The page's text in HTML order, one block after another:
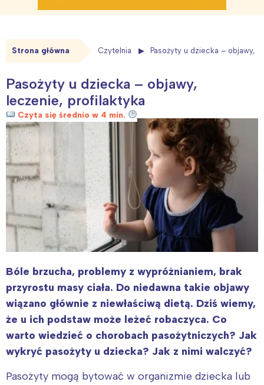
Strona główna Czytelnia Pasożyty u dziecka – objawy,
Pasożyty u dziecka – objawy,
leczenie, profilaktyka
Czyta się średnio w 4 min.
Bóle brzucha, problemy z wypróżnianiem, brak
przyrostu masy ciała. Do niedawna takie objawy
wiązano głównie z niewłaściwą dietą. Dziś wiemy,
że u ich podstaw może leżeć robaczyca. Co
warto wiedzieć o chorobach pasożytniczych? Jak
wykryć pasożyty u dziecka? Jak z nimi walczyć?
Pasożyty mogą bytować w organizmie dziecka lub